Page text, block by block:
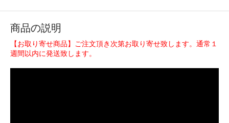
商品の説明
【お取り寄せ商品】ご注文頂き次第お取り寄せ致します。通常１
週間以内に発送致します。